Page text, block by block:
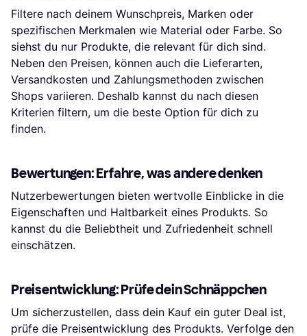
Filtere nach deinem Wunschpreis, Marken oder
spezifischen Merkmalen wie Material oder Farbe. So
siehst du nur Produkte, die relevant für dich sind.
Neben den Preisen, können auch die Lieferarten,
Versandkosten und Zahlungsmethoden zwischen
Shops variieren. Deshalb kannst du nach diesen
Kriterien filtern, um die beste Option für dich zu
finden.
Bewertungen: Erfahre, was andere denken
Nutzerbewertungen bieten wertvolle Einblicke in die
Eigenschaften und Haltbarkeit eines Produkts. So
kannst du die Beliebtheit und Zufriedenheit schnell
einschätzen.
Preisentwicklung: Prüfe dein Schnäppchen
Um sicherzustellen, dass dein Kauf ein guter Deal ist,
prüfe die Preisentwicklung des Produkts. Verfolge den